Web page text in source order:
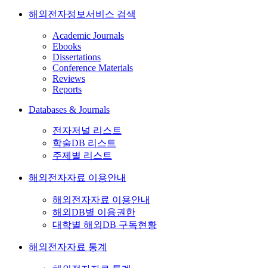
해외전자정보서비스 검색
Academic Journals
Ebooks
Dissertations
Conference Materials
Reviews
Reports
Databases & Journals
전자저널 리스트
학술DB 리스트
주제별 리스트
해외전자자료 이용안내
해외전자자료 이용안내
해외DB별 이용권한
대학별 해외DB 구독현황
해외전자자료 통계